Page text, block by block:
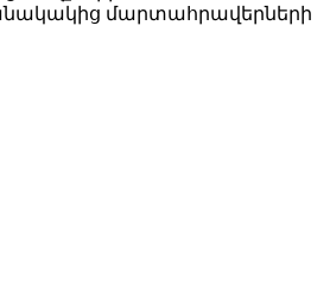
մարտահրավերների